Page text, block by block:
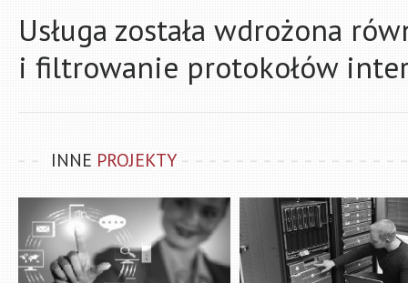
Usługa została wdrożona
i filtrowanie protokołów
INNE PROJEKTY